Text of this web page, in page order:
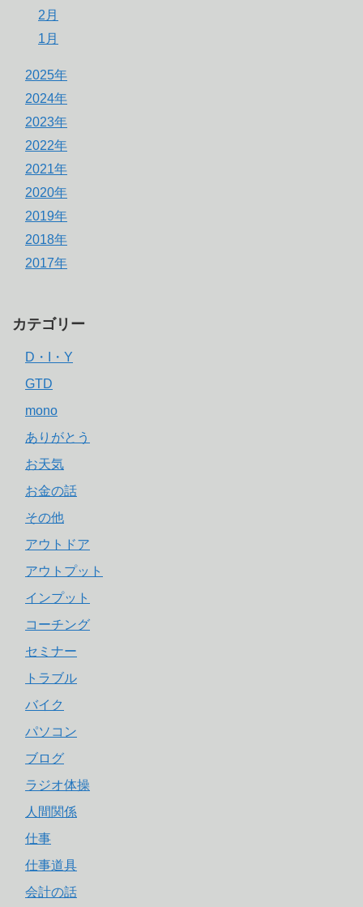
2月
1月
2025年
2024年
2023年
2022年
2021年
2020年
2019年
2018年
2017年
カテゴリー
D・I・Y
GTD
mono
ありがとう
お天気
お金の話
その他
アウトドア
アウトプット
インプット
コーチング
セミナー
トラブル
バイク
パソコン
ブログ
ラジオ体操
人間関係
仕事
仕事道具
会計の話